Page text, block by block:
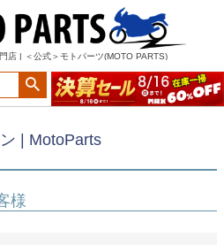
店 | ＜公式＞モトパーツ(MOTO PARTS)
| MotoParts
様